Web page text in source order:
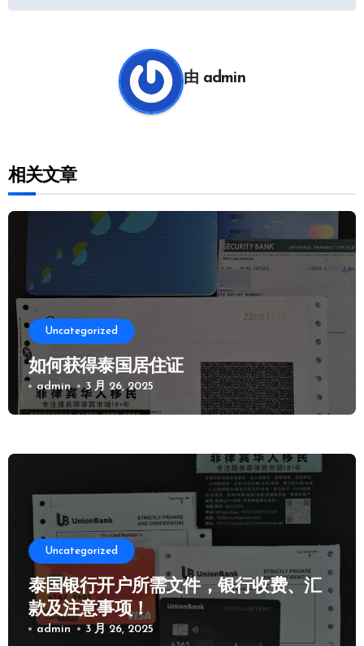
由 admin
相关文章
Uncategorized
如何获得泰国居住证
admin 3 月 26, 2025
Uncategorized
泰国银行开户所需文件，银行收费、汇
款及注意事项！
admin 3 月 26, 2025